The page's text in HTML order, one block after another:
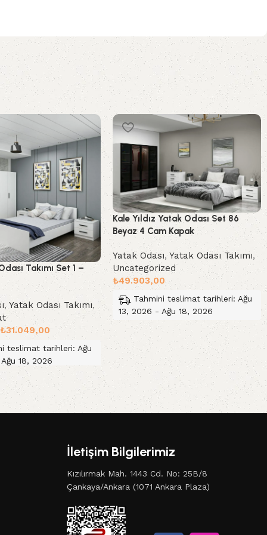
Takımı Set 1 –
,Yatak Odası Takımı,
₺31.049,00
teslimat tarihleri: Ağu
18, 2026
Kale Yıldız Yatak Odası Set 86
Beyaz 4 Cam Kapak
Yatak Odası,Yatak Odası Takımı,
Uncategorized
₺49.903,00
Tahmini teslimat tarihleri: Ağu
13, 2026 - Ağu 18, 2026
Sepete Ekle
İletişim Bilgilerimiz
Kızılırmak Mah. 1443 Cd. No: 25B/8
Çankaya/Ankara (1071 Ankara Plaza)